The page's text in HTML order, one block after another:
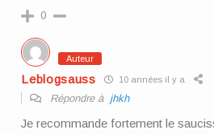
0
Auteur
Leblogsauss 10 années il y a
Répondre à jhkh
Je recommande fortement le